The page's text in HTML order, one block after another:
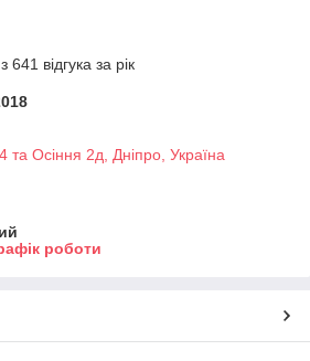
відгука за рік
та Осіння 2д, Дніпро, Україна
роботи